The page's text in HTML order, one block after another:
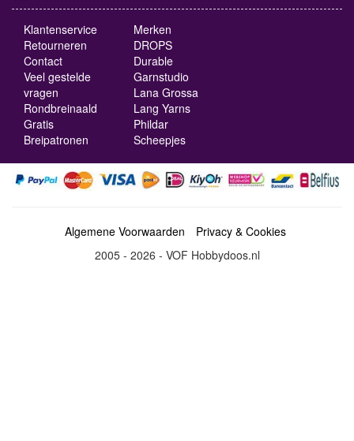
Klantenservice
Retourneren
Contact
Veel gestelde
vragen
Rondbreinaald
Gratis
Breipatronen
Merken
DROPS
Durable
Garnstudio
Lana Grossa
Lang Yarns
Phildar
Scheepjes
Algemene Voorwaarden
Privacy & Cookies
2005 - 2026 - VOF Hobbydoos.nl